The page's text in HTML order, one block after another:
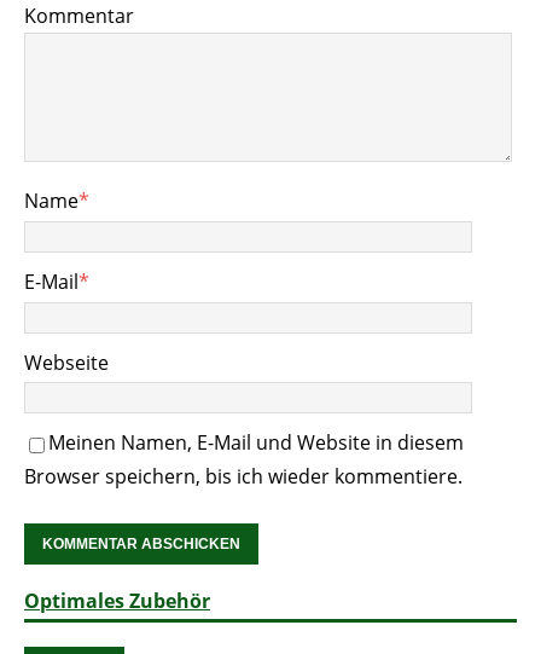
Kommentar
Name*
E-Mail*
Webseite
Meinen Namen, E-Mail und Website in diesem
Browser speichern, bis ich wieder kommentiere.
Optimales Zubehör